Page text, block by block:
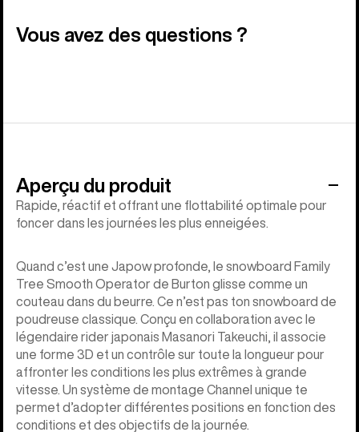
Vous avez des questions ?
Aperçu du produit
Rapide, réactif et offrant une flottabilité optimale pour
foncer dans les journées les plus enneigées.
Quand c’est une Japow profonde, le snowboard Family
Tree Smooth Operator de Burton glisse comme un
couteau dans du beurre. Ce n’est pas ton snowboard de
poudreuse classique. Conçu en collaboration avec le
légendaire rider japonais Masanori Takeuchi, il associe
une forme 3D et un contrôle sur toute la longueur pour
affronter les conditions les plus extrêmes à grande
vitesse. Un système de montage Channel unique te
permet d’adopter différentes positions en fonction des
conditions et des objectifs de la journée.